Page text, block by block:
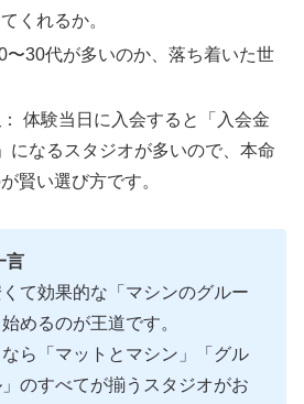
くれるか。
〜30代が多いのか、落ち着いた世
： 体験当日に入会すると「入会金
になるスタジオが多いので、本命
賢い選び方です。
言
て効果的な「マシンのグルー
めるのが王道です。
ら「マットとマシン」「グル
のすべてが揃うスタジオがお